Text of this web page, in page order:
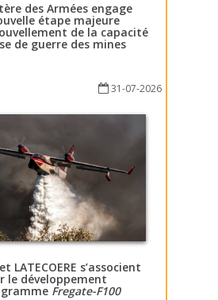
des Armées engage
étape majeure
de la capacité
de guerre des mines
31-07-2026
LATECOERE s’associent
le développement
Fregate-F100